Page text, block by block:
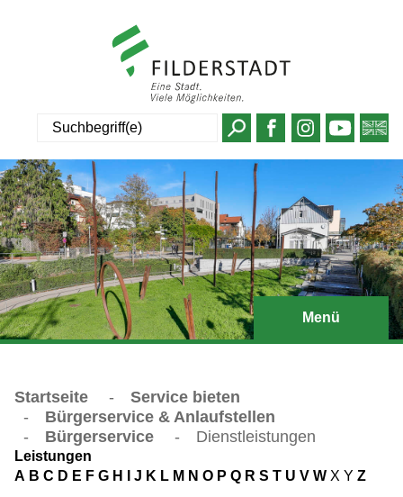
Menü
Startseite -
Service bieten
-
Bürgerservice & Anlaufstellen
-
Bürgerservice - Dienstleistungen
Leistungen
A B C D E F G H J K L M N O P Q R S T U V W X Y Z